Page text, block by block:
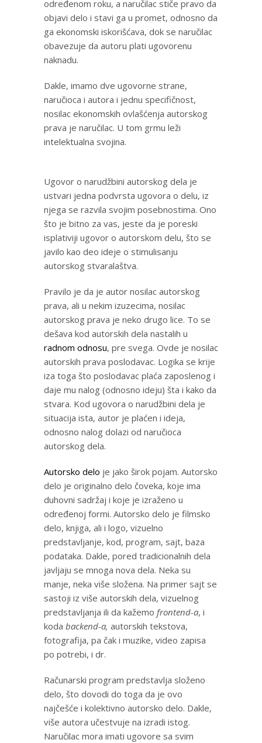
određenom roku, a naručilac stiče pravo da
objavi delo i stavi ga u promet, odnosno da
ga ekonomski iskorišćava, dok se naručilac
obavezuje da autoru plati ugovorenu
naknadu.
Dakle, imamo dve ugovorne strane,
naručioca i autora i jednu specifičnost,
nosilac ekonomskih ovlašćenja autorskog
prava je naručilac. U tom grmu leži
intelektualna svojina.
Ugovor o narudžbini autorskog dela je
ustvari jedna podvrsta ugovora o delu, iz
njega se razvila svojim posebnostima. Ono
što je bitno za vas, jeste da je poreski
isplativiji ugovor o autorskom delu, što se
javilo kao deo ideje o stimulisanju
autorskog stvaralaštva.
Pravilo je da je autor nosilac autorskog
prava, ali u nekim izuzecima, nosilac
autorskog prava je neko drugo lice. To se
dešava kod autorskih dela nastalih u
radnom odnosu, pre svega. Ovde je nosilac
autorskih prava poslodavac. Logika se krije
iza toga što poslodavac plaća zaposlenog i
daje mu nalog (odnosno ideju) šta i kako da
stvara. Kod ugovora o narudžbini dela je
situacija ista, autor je plaćen i ideja,
odnosno nalog dolazi od naručioca
autorskog dela.
Autorsko delo je jako širok pojam. Autorsko
delo je originalno delo čoveka, koje ima
duhovni sadržaj i koje je izraženo u
određenoj formi. Autorsko delo je filmsko
delo, knjiga, ali i logo, vizuelno
predstavljanje, kod, program, sajt, baza
podataka. Dakle, pored tradicionalnih dela
javljaju se mnoga nova dela. Neka su
manje, neka više složena. Na primer sajt se
sastoji iz više autorskih dela, vizuelnog
predstavljanja ili da kažemo frontend-a, i
koda backend-a, autorskih tekstova,
fotografija, pa čak i muzike, video zapisa
po potrebi, i dr.
Računarski program predstavlja složeno
delo, što dovodi do toga da je ovo
najčešće i kolektivno autorsko delo. Dakle,
više autora učestvuje na izradi istog.
Naručilac mora imati ugovore sa svim